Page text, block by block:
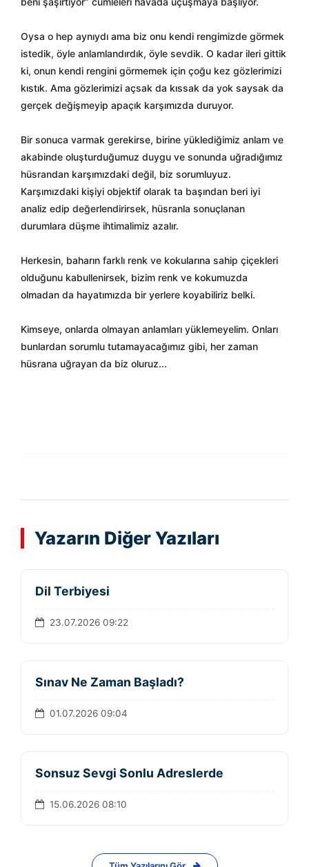
Oysa o hep aynıydı ama biz onu kendi rengimizde görmek
istedik, öyle anlamlandırdık, öyle sevdik. O kadar ileri gittik
ki, onun kendi rengini görmemek için çoğu kez gözlerimizi
kıstık. Ama gözlerimizi açsak da kıssak da yok saysak da
gerçek değişmeyip apaçık karşımızda duruyor.
Bir sonuca varmak gerekirse, birine yüklediğimiz anlam ve
akabinde oluşturduğumuz duygu ve sonunda uğradığımız
hüsrandan karşımızdaki değil, biz sorumluyuz.
Karşımızdaki kişiyi objektif olarak ta başından beri iyi
analiz edip değerlendirirsek, hüsranla sonuçlanan
durumlara düşme ihtimalimiz azalır.
Herkesin, baharın farklı renk ve kokularına sahip çiçekleri
olduğunu kabullenirsek, bizim renk ve kokumuzda
olmadan da hayatımızda bir yerlere koyabiliriz belki.
Kimseye, onlarda olmayan anlamları yüklemeyelim. Onları
bunlardan sorumlu tutamayacağımız gibi, her zaman
hüsrana uğrayan da biz oluruz...
Yazarın Diğer Yazıları
Dil Terbiyesi
23.07.2026 09:22
Sınav Ne Zaman Başladı?
01.07.2026 09:04
Sonsuz Sevgi Sonlu Adreslerde
15.06.2026 08:10